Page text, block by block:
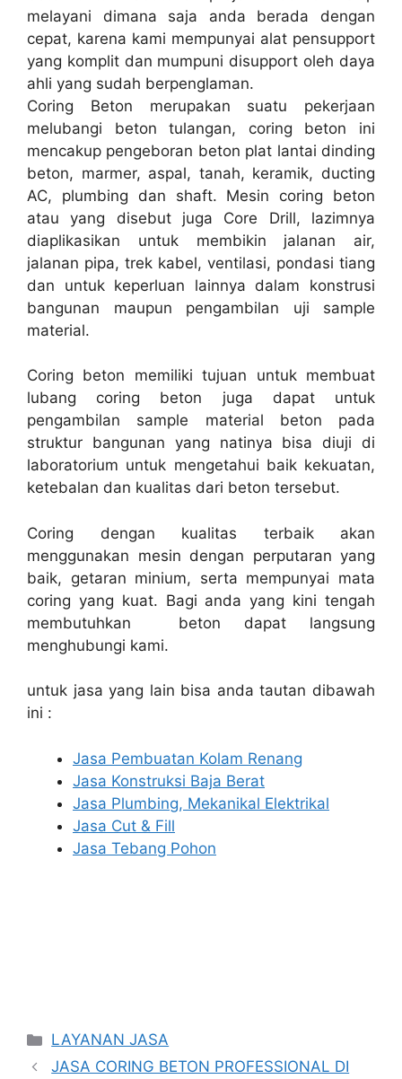
melayani dimana saja anda berada dengan
cepat, karena kami mempunyai alat pensupport
yang komplit dan mumpuni disupport oleh daya
ahli yang sudah berpenglaman.
Coring Beton merupakan suatu pekerjaan
melubangi beton tulangan, coring beton ini
mencakup pengeboran beton plat lantai dinding
beton, marmer, aspal, tanah, keramik, ducting
AC, plumbing dan shaft. Mesin coring beton
atau yang disebut juga Core Drill, lazimnya
diaplikasikan untuk membikin jalanan air,
jalanan pipa, trek kabel, ventilasi, pondasi tiang
dan untuk keperluan lainnya dalam konstrusi
bangunan maupun pengambilan uji sample
material.
Coring beton memiliki tujuan untuk membuat
lubang coring beton juga dapat untuk
pengambilan sample material beton pada
struktur bangunan yang natinya bisa diuji di
laboratorium untuk mengetahui baik kekuatan,
ketebalan dan kualitas dari beton tersebut.
Coring dengan kualitas terbaik akan
menggunakan mesin dengan perputaran yang
baik, getaran minium, serta mempunyai mata
coring yang kuat. Bagi anda yang kini tengah
membutuhkan beton dapat langsung
menghubungi kami.
untuk jasa yang lain bisa anda tautan dibawah
ini :
Jasa Pembuatan Kolam Renang
Jasa Konstruksi Baja Berat
Jasa Plumbing, Mekanikal Elektrikal
Jasa Cut & Fill
Jasa Tebang Pohon
Categories
LAYANAN JASA
JASA CORING BETON PROFESSIONAL DI